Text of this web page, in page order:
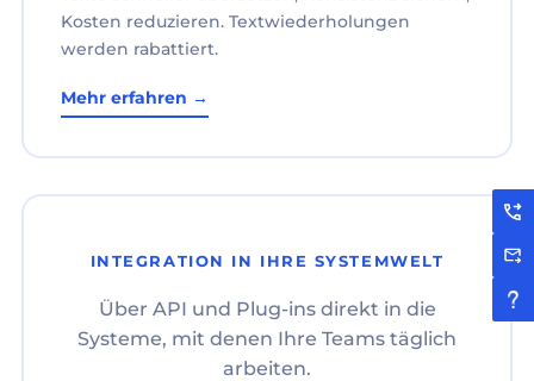
Kosten reduzieren. Textwiederholungen
werden rabattiert.
Mehr erfahren →
INTEGRATION IN IHRE SYSTEMWELT
Über API und Plug-ins direkt in die
Systeme, mit denen Ihre Teams täglich
arbeiten.